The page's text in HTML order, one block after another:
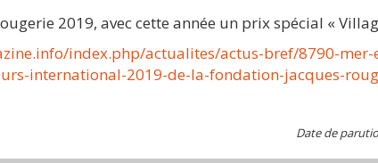
2019, avec cette année un prix spécial «
index.php/actualites/actus-bref/8790-mer-
international-2019-de-la-fondation-jacques-
Date de